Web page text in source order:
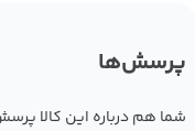
پرسش‌ها
شما هم درباره این کالا